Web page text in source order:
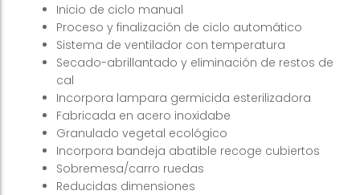
Inicio de ciclo manual
Proceso y finalización de ciclo automático
Sistema de ventilador con temperatura
Secado-abrillantado y eliminación de restos de
cal
Incorpora lampara germicida esterilizadora
Fabricada en acero inoxidabe
Granulado vegetal ecológico
Incorpora bandeja abatible recoge cubiertos
Sobremesa/carro ruedas
Reducidas dimensiones